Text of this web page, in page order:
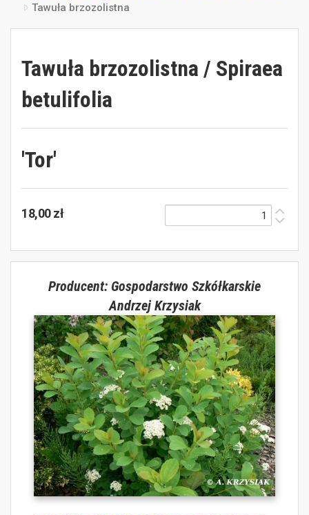
Tawuła brzozolistna
Tawuła brzozolistna / Spiraea
betulifolia
'Tor'
18,00 zł
Producent: Gospodarstwo Szkółkarskie
Andrzej Krzysiak